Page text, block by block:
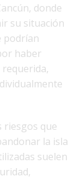
donde
su situación
podrían
haber
riesgos que
la isla
suelen